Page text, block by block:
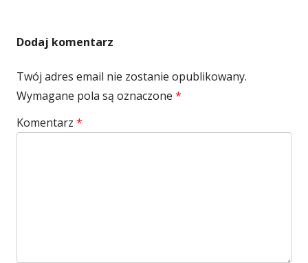
Dodaj komentarz
Twój adres email nie zostanie opublikowany.
Wymagane pola są oznaczone *
Komentarz *